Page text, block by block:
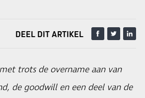
DEEL DIT ARTIKEL
trots de overname aan van
de goodwill en een deel van de